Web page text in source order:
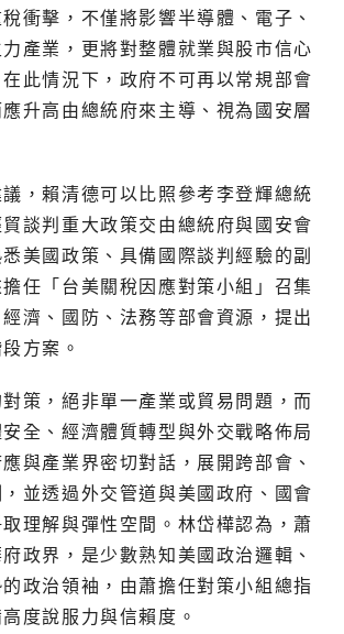
衝擊，不僅將影響半導體、電子、
產業，更將對整體就業與股市信心
此情況下，政府不可再以常規部會
升高由總統府來主導、視為國安層
，賴清德可以比照參考李登輝總統
談判重大政策交由總統府與國安會
美國政策、具備國際談判經驗的副
任「台美關稅因應對策小組」召集
濟、國防、法務等部會資源，提出
方案。
策，絕非單一產業或貿易問題，而
全、經濟體質轉型與外交戰略佈局
與產業界密切對話，展開跨部會、
並透過外交管道與美國政府、國會
理解與彈性空間。林岱樺認為，蕭
政界，是少數熟知美國政治邏輯、
政治領袖，由蕭擔任對策小組總指
度說服力與信賴度。